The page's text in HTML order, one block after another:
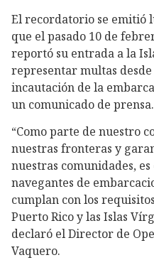
El recordatorio se emitió
que el pasado 10 de
reportó su entrada a la
representar multas desde
incautación de la
un comunicado de prensa.
“Como parte de nuestro
nuestras fronteras y
nuestras comunidades,
navegantes de
cumplan con los
Puerto Rico y las Islas
declaró el Director de
Vaquero.